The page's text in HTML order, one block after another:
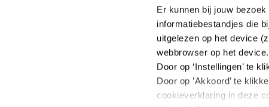
Er kunnen bij jouw
informatiebestandjes die
uitgelezen op het device
webbrowser op het device.
Door op ‘Instellingen’ te
Door op ’Akkoord’ te
cookieverklaring in deze